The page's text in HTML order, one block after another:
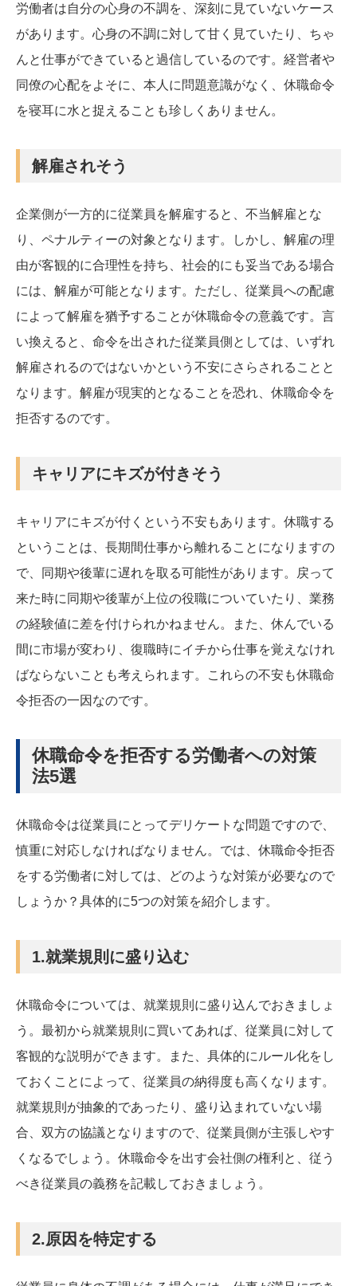
労働者は自分の心身の不調を、深刻に見ていないケース
があります。心身の不調に対して甘く見ていたり、ちゃ
んと仕事ができていると過信しているのです。経営者や
同僚の心配をよそに、本人に問題意識がなく、休職命令
を寝耳に水と捉えることも珍しくありません。
解雇されそう
企業側が一方的に従業員を解雇すると、不当解雇とな
り、ペナルティーの対象となります。しかし、解雇の理
由が客観的に合理性を持ち、社会的にも妥当である場合
には、解雇が可能となります。ただし、従業員への配慮
によって解雇を猶予することが休職命令の意義です。言
い換えると、命令を出された従業員側としては、いずれ
解雇されるのではないかという不安にさらされることと
なります。解雇が現実的となることを恐れ、休職命令を
拒否するのです。
キャリアにキズが付きそう
キャリアにキズが付くという不安もあります。休職する
ということは、長期間仕事から離れることになりますの
で、同期や後輩に遅れを取る可能性があります。戻って
来た時に同期や後輩が上位の役職についていたり、業務
の経験値に差を付けられかねません。また、休んでいる
間に市場が変わり、復職時にイチから仕事を覚えなけれ
ばならないことも考えられます。これらの不安も休職命
令拒否の一因なのです。
休職命令を拒否する労働者への対策
法5選
休職命令は従業員にとってデリケートな問題ですので、
慎重に対応しなければなりません。では、休職命令拒否
をする労働者に対しては、どのような対策が必要なので
しょうか？具体的に5つの対策を紹介します。
1.就業規則に盛り込む
休職命令については、就業規則に盛り込んでおきましょ
う。最初から就業規則に買いてあれば、従業員に対して
客観的な説明ができます。また、具体的にルール化をし
ておくことによって、従業員の納得度も高くなります。
就業規則が抽象的であったり、盛り込まれていない場
合、双方の協議となりますので、従業員側が主張しやす
くなるでしょう。休職命令を出す会社側の権利と、従う
べき従業員の義務を記載しておきましょう。
2.原因を特定する